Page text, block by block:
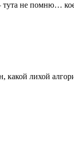
не помню…
какой лихой